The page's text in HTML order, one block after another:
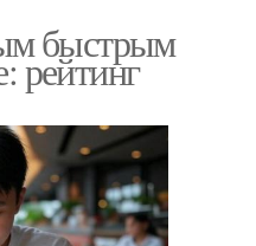
быстрым
рейтинг